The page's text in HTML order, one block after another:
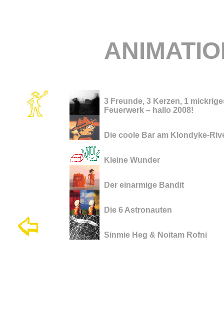
3 Freunde, 3 Kerzen, 1
Feuerwerk – hallo 2008!
Die coole Bar am Klondyke-
Kleine Wunder
Der einarmige Bandit
Die 6 Astronauten
Sinmie Heg & Noitam Rofni